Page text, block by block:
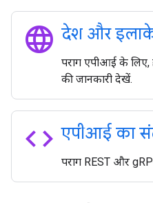
language देश और
पराग एपीआई के
की जानकारी देखें.
code एपीआई का
पराग REST और